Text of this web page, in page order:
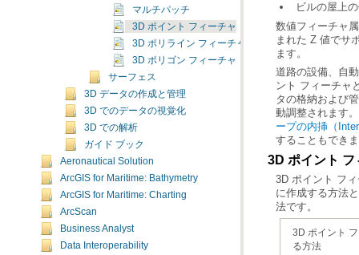
マルチパッチ
3D ポイント フィーチャ
3D ポリライン フィーチャ
3D ポリゴン フィーチャ
サーフェス
3D データの作成と管理
3D でのデータの視覚化
3D での解析
ガイド ブック
Aeronautical Solution
ArcGIS for Maritime: Bathymetry
ArcGIS for Maritime: Charting
ArcScan
Business Analyst
Data Interoperability
ビルの屋上
ます。
動調整されます
ープの内挿（
することもでき
3D ポイント
法です。
る方法